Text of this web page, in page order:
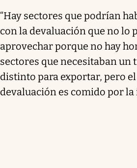
“Hay sectores que podrían
con la devaluación que no lo
aprovechar porque no hay
sectores que necesitaban un
distinto para exportar, pero
devaluación es comido por la